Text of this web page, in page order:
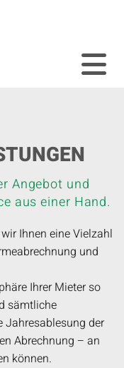
Angebot und
aus einer Hand.
Ihnen eine Vielzahl
und
Ihrer Mieter so
sämtliche
Jahresablesung der
Abrechnung – an
können.